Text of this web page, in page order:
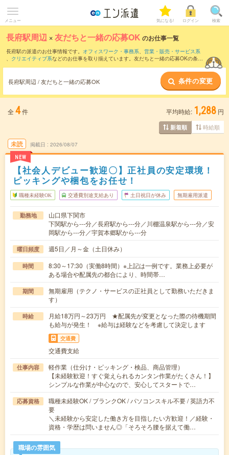
メニュー 気になる! ログイン 検索
長府駅周辺 ×友だちと一緒の応募OK のお仕事一覧
長府駅の派遣のお仕事情報です。 オフィスワーク・事務系、 営業・販売・サービス系
、 クリエイティブ系などのお仕事を取り揃えています。友だちと一緒の応募OKの条件
長府駅周辺 / 友だちと一緒の応募OK 条件の変更
全 4件 平均時給: 1,288 円
新着順 時給順
未読
NEW
掲載日 2026/08/07
【社会人デビュー歓迎〇】正社員の安定環境！
ピッキングや梱包をお任せ！
職種未経験OK 交通費別途支給あり 土日祝日が休み 無期雇用派遣
勤務地
山口県下関市
下関駅から---分／長府駅から---分／川棚温泉駅から---分／安
岡駅から---分／宇賀本郷駅から---分
曜日頻度 週5日／月～金（土日休み）
時間
8:30～17:30（実働8時間）※上記は一例です。業務上必要が
ある場合や配属先の都合により、時間帯…
期間
無期雇用（テクノ・サービスの正社員として勤務いただきま
す）
時給
月給18万円～23万円 ★配属先が変更となった際の待機期間
も給与が発生！ ※給与は経験などを考慮して決定します
交通費
交通費支給
仕事内容
軽作業（仕分け・ピッキング・検品、商品管理）
【未経験歓迎！すぐ覚えられるカンタン作業がたくさん！】
シンプルな作業が中心なので、安心してスタートで…
応募資格
職種未経験OK / ブランクOK / パソコンスキル不要 / 英語力不
要
＼未経験から安定した働き方を目指したい方歓迎！／経験・
資格・学歴は問いません◎「そろそろ腰を据えて働…
職場の雰囲気